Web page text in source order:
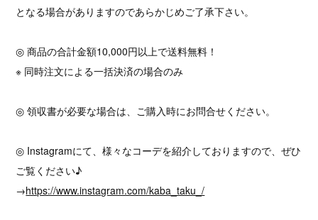
となる場合がありますのであらかじめご了承下さい。
◎ 商品の合計金額10,000円以上で送料無料！
※ 同時注文による一括決済の場合のみ
◎ 領収書が必要な場合は、ご購入時にお問合せください。
◎ Instagramにて、様々なコーデを紹介しておりますので、ぜひ
ご覧ください♪
→https://www.instagram.com/kaba_taku_/